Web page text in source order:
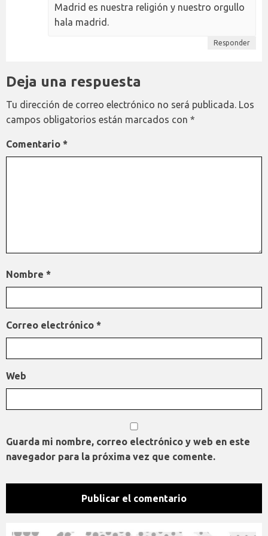
Madrid es nuestra religión y nuestro orgullo
hala madrid.
Responder
Deja una respuesta
Tu dirección de correo electrónico no será publicada. Los
campos obligatorios están marcados con *
Comentario *
Nombre *
Correo electrónico *
Web
Guarda mi nombre, correo electrónico y web en este
navegador para la próxima vez que comente.